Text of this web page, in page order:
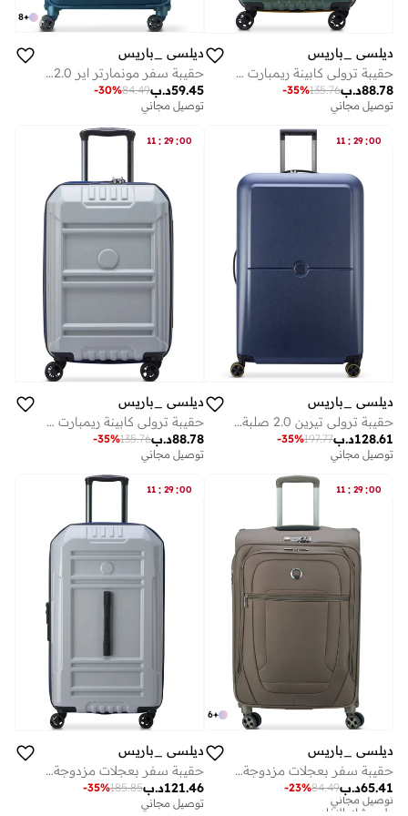
ديلسي _باريس
حقيبة ترولي كابينة ريمبارت 55 سم قابلة للتوسيع بعجلات مزدوجة - لامع عسكري
د.ب88.78
135.76
-35%
توصيل مجاني
+
8
ديلسي _باريس
حقيبة سفر مونمارتر اير 2.0 68 سم سوفت كيس بعجلات مزدوجة قابلة للتوسيع لون أزرق فاتح
د.ب59.45
84.49
-30%
توصيل مجاني
11 : 29:00
ديلسي _باريس
حقيبة ترولي تيرين 2.0 صلبة غير قابلة للتوسيع - أزرق ليلي
د.ب128.61
197.77
-35%
توصيل مجاني
11 : 29:00
ديلسي _باريس
حقيبة ترولي كابينة ريمبارت 55 سم صلبة قابلة للتوسيع بعجلات مزدوجة رمادي لامع
د.ب88.78
135.76
-35%
توصيل مجاني
11 : 29:00
+
6
ديلسي _باريس
حقيبة سفر بعجلات مزدوجة قابلة للتوسيع مقاس سم من هيليوم . موكا
د.ب65.41
84.49
-23%
توصيل مجاني
على وشك النفاد
11 : 29:00
ديلسي _باريس
حقيبة سفر بعجلات مزدوجة قابلة للتوسيع من ريمبارت سم - رمادي لامع
د.ب121.46
185.85
-35%
توصيل مجاني